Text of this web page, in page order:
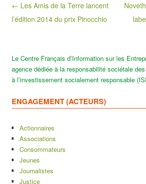
Post navigation
← Les Amis de la Terre lancent
l’édition 2014 du prix Pinocchio
Le Centre Français d’Information sur les
agence dédiée à la responsabilité sociétale
à l’investissement socialement responsable
ENGAGEMENT (ACTEURS)
Actionnaires
Associations
Consommateurs
Jeunes
Journalistes
Justice